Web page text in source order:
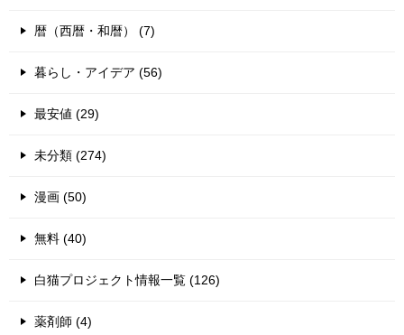
暦（西暦・和暦） (7)
暮らし・アイデア (56)
最安値 (29)
未分類 (274)
漫画 (50)
無料 (40)
白猫プロジェクト情報一覧 (126)
薬剤師 (4)